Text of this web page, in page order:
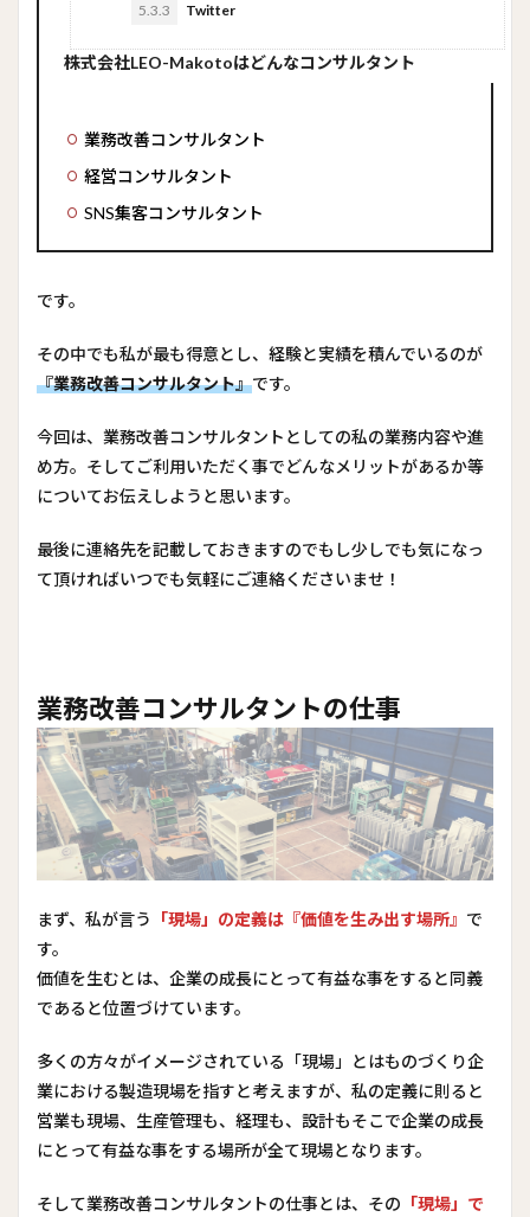
5.3.3 Twitter
株式会社LEO-Makotoはどんなコンサルタント
業務改善コンサルタント
経営コンサルタント
SNS集客コンサルタント
です。
その中でも私が最も得意とし、経験と実績を積んでいるのが
『業務改善コンサルタント』です。
今回は、業務改善コンサルタントとしての私の業務内容や進
め方。そしてご利用いただく事でどんなメリットがあるか等
についてお伝えしようと思います。
最後に連絡先を記載しておきますのでもし少しでも気になっ
て頂ければいつでも気軽にご連絡くださいませ！
業務改善コンサルタントの仕事
まず、私が言う 「現場」の定義は『価値を生み出す場所』 で
す。
価値を生むとは、企業の成長にとって有益な事をすると同義
であると位置づけています。
多くの方々がイメージされている「現場」とはものづくり企
業における製造現場を指すと考えますが、私の定義に則ると
営業も現場、生産管理も、経理も、設計もそこで企業の成長
にとって有益な事をする場所が全て現場となります。
そして業務改善コンサルタントの仕事とは、その 「現場」で